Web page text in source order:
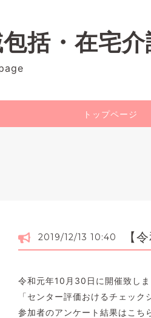
括・在宅
トップページ
2019/12/13 10:40 【
令和元年10月30日に開催致し
「センター評価おけるチェッ
参加者のアンケート結果はこち